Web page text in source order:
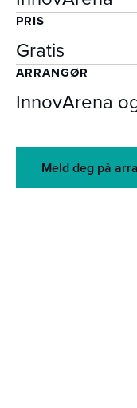
PRIS
Gratis
ARRANGØR
InnovArena
Meld deg på